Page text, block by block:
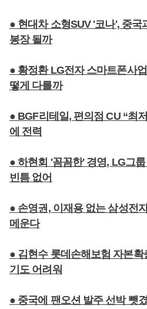
● 현대차 소형SUV '코나', 중국
봉장 될까
● 황정환 LG전자 스마트폰사
떻게 다를까
● BGF리테일, 편의점 CU “최
에 전력
● 하현회 '꼼꼼한' 경영, LG그
빈틈 없어
● 손영권, 이재용 없는 삼성전
메운다
● 김현수 롯데손해보험 자본
기도 어려워
● 중국에 팬오션 발주 선박 뺏